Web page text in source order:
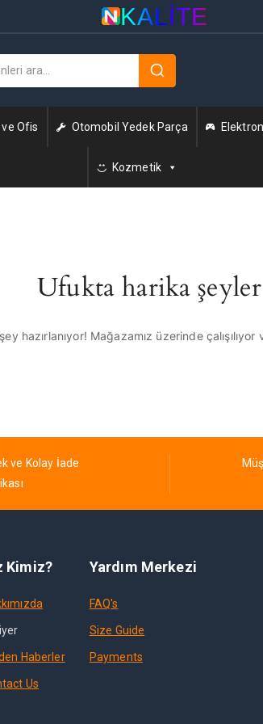
KALITE
ve Ofis Otomobil Yedek Parça
Kozmetik
Ufukta harika
hazırlanıyor! Mağazamız üzerinde
ve Kolay İade
Kimiz?
Haberler
Us
Yardım Merkezi
FAQ's
Size Guide
Payments